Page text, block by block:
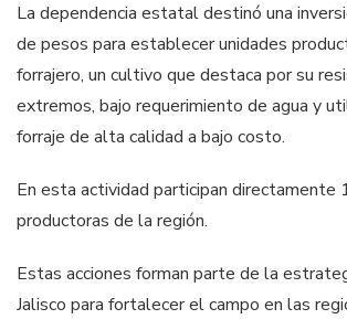
La dependencia estatal destinó una
de pesos para establecer unidades
forrajero, un cultivo que destaca por su
extremos, bajo requerimiento de agua y
forraje de alta calidad a bajo costo.
En esta actividad participan directamente
productoras de la región.
Estas acciones forman parte de la
Jalisco para fortalecer el campo en las